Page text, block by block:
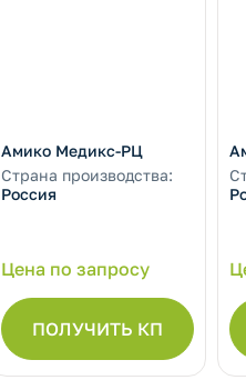
Амико Медикс-РЦ
Страна производства:
Россия
Цена по запросу
ПОЛУЧИТЬ КП